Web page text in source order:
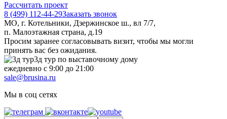
Рассчитать проект
8 (499) 112-44-29Заказать звонок
МО, г. Котельники, Дзержинское ш., вл 7/7,
п. Малоэтажная страна, д.19
Просим заранее согласовывать визит, чтобы мы могли
принять вас без ожидания.
3д тур по выставочному дому
ежедневно с 9:00 до 21:00
sale@brusina.ru
Мы в соц сетях